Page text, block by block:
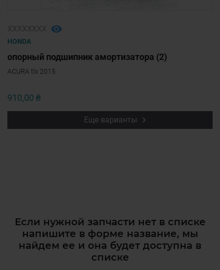
HONDA
опорный подшипник амортизатора (2)
ACURA tlx 2015
910,00 ₴
Еще варианты
Если нужной запчасти нет в списке
напишите в форме название, мы
найдем ее и она будет доступна в
списке